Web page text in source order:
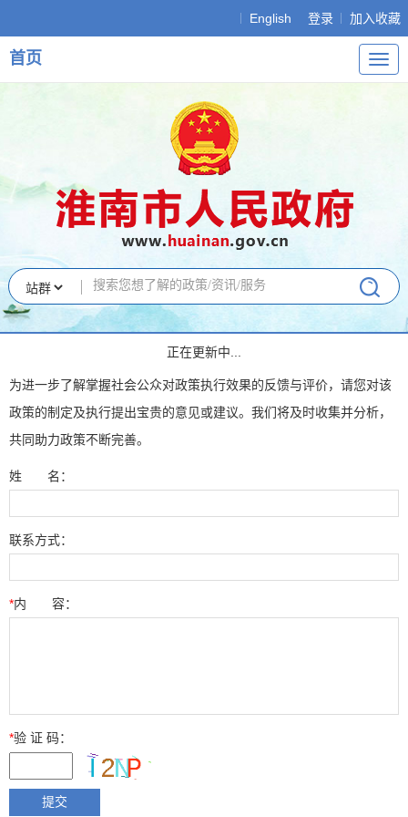
English 登录 加入收藏
导
航
首页
正在更新中...
为进一步了解掌握社会公众对政策执行效果的反馈与评价，请您对该
政策的制定及执行提出宝贵的意见或建议。我们将及时收集并分析，
共同助力政策不断完善。
姓 名：
联系方式：
*内 容：
*验 证 码：